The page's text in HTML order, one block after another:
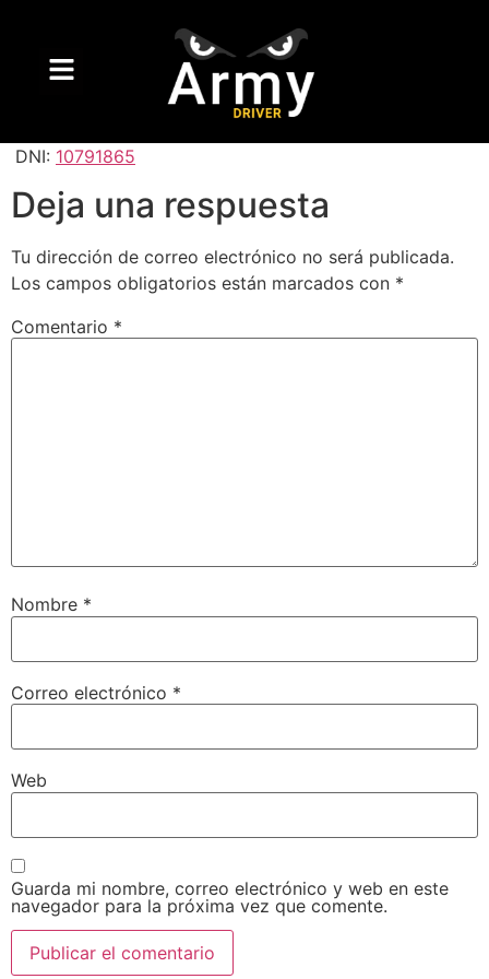
DNI: 10791865
Deja una respuesta
Tu dirección de correo electrónico no será publicada.
Los campos obligatorios están marcados con *
Comentario *
Nombre *
Correo electrónico *
Web
Guarda mi nombre, correo electrónico y web en este
navegador para la próxima vez que comente.